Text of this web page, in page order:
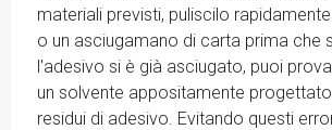
materiali previsti, puliscilo
o un asciugamano di carta prima che
l'adesivo si è già asciugato, puoi
un solvente appositamente
residui di adesivo. Evitando questi